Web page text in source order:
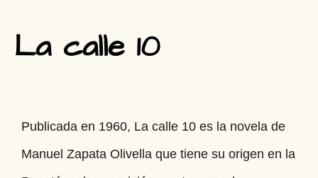
La calle 10
Publicada en 1960, La calle 10 es la novela de
Manuel Zapata Olivella que tiene su origen en la